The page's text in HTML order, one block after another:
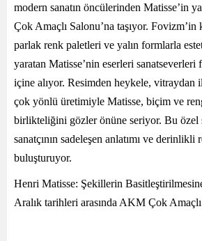
modern sanatın öncülerinden Matisse’in
Çok Amaçlı Salonu’na taşıyor. Fovizm’in
parlak renk paletleri ve yalın formlarla
yaratan Matisse’nin eserleri sanatseverleri
içine alıyor. Resimden heykele, vitraydan
çok yönlü üretimiyle Matisse, biçim ve
birlikteliğini gözler önüne seriyor. Bu
sanatçının sadeleşen anlatımı ve derinlikli
buluşturuyor.
Henri Matisse: Şekillerin
Aralık tarihleri arasında AKM Çok Amaçlı